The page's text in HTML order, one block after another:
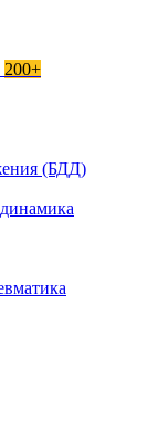
200+
(БДД)